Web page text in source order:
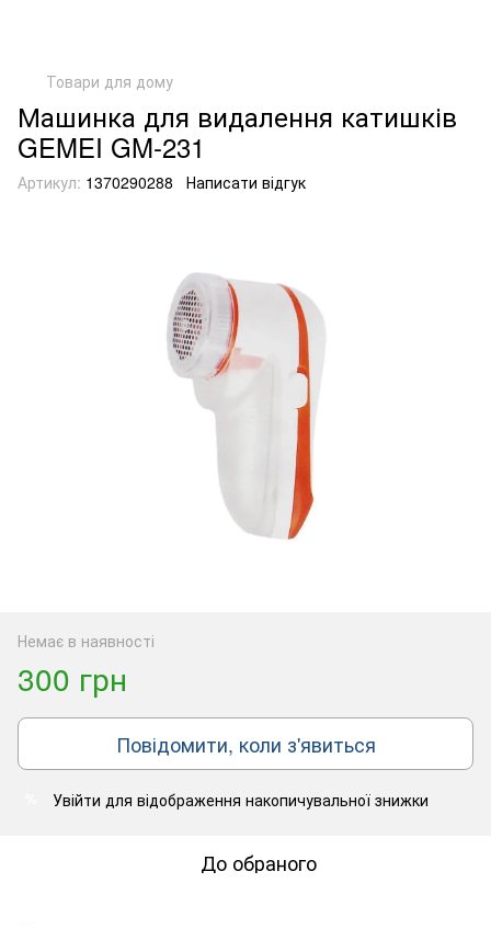
Товари для дому
Машинка для видалення катишків
GEMEI GM-231
Артикул: 1370290288 Написати відгук
Немає в наявності
300 грн
Повідомити, коли з'явиться
Увійти для відображення накопичувальної знижки
До обраного